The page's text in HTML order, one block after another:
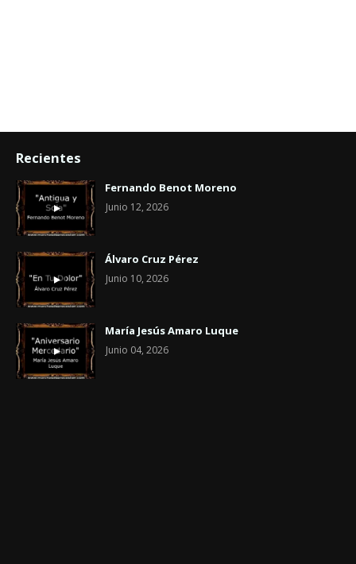
Recientes
Fernando Benot Moreno
Junio 12, 2026
Álvaro Cruz Pérez
Junio 10, 2026
María Jesús Amaro Luque
Junio 04, 2026